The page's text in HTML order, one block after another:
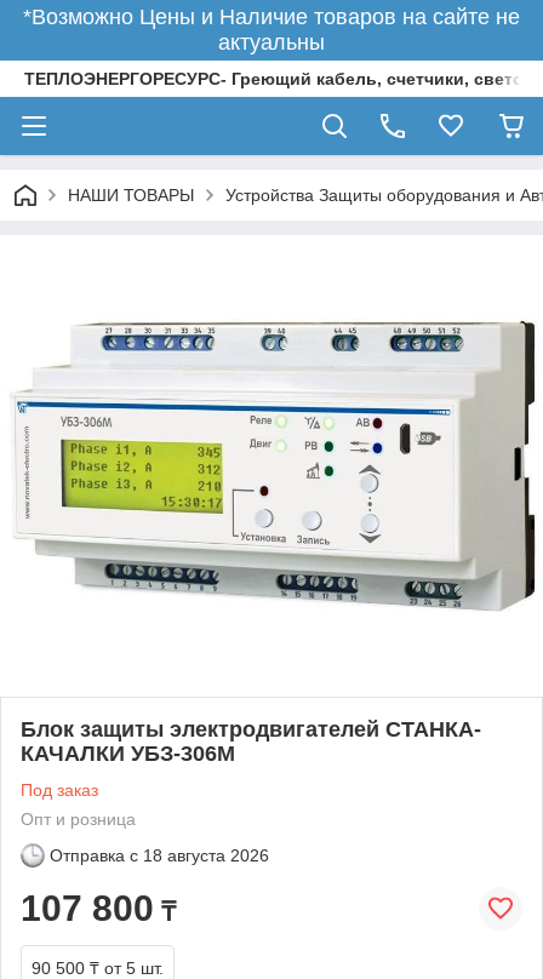
*Возможно Цены и Наличие товаров на сайте не
актуальны
ТЕПЛОЭНЕРГОРЕСУРС- Греющий кабель, счетчики,
НАШИ ТОВАРЫ Устройства Защиты оборудования и
Блок защиты электродвигателей СТАНКА-
КАЧАЛКИ УБЗ-306М
Под заказ
Опт и розница
Отправка с 18 августа 2026
107 800 ₸
90 500 ₸ от 5 шт.